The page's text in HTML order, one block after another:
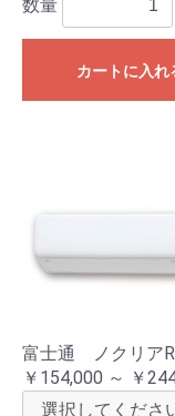
数量
カートに入れ
富士通 ノクリア
￥154,000 ～ ￥